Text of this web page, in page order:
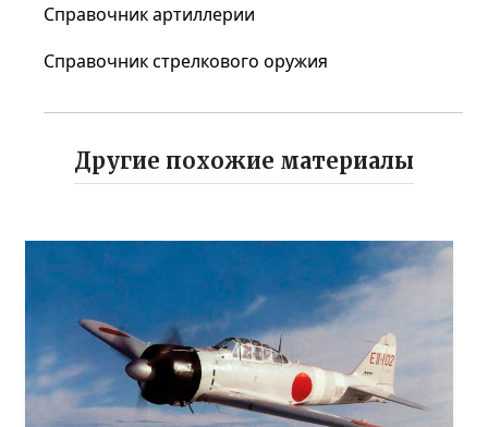
Справочник артиллерии
Справочник стрелкового оружия
Другие похожие материалы